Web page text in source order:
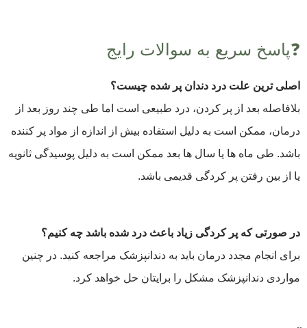
❓پاسخ سریع به سوالات رایج
اصلی ترین علت درد دندان پر شده چیست؟
بلافاصله بعد از پر کردن، درد طبیعی است اما طی چند روز بعد از
درمان، ممکن است به دلیل استفاده بیش از اندازه از مواد پر کننده
باشد. طی ماه ها یا سال ها بعد ممکن است به دلیل پوسیدگی ثانویه
یا از بین رفتن پر کردگی قدیمی باشد.
در صورتی که پر کردگی زیاد باعث درد شده باشد چه کنیم؟
برای انجام مجدد درمان باید به دندانپزشک مراجعه کنید. در چنین
مواردی دندانپزشک مشکل را برایتان حل خواهد کرد.